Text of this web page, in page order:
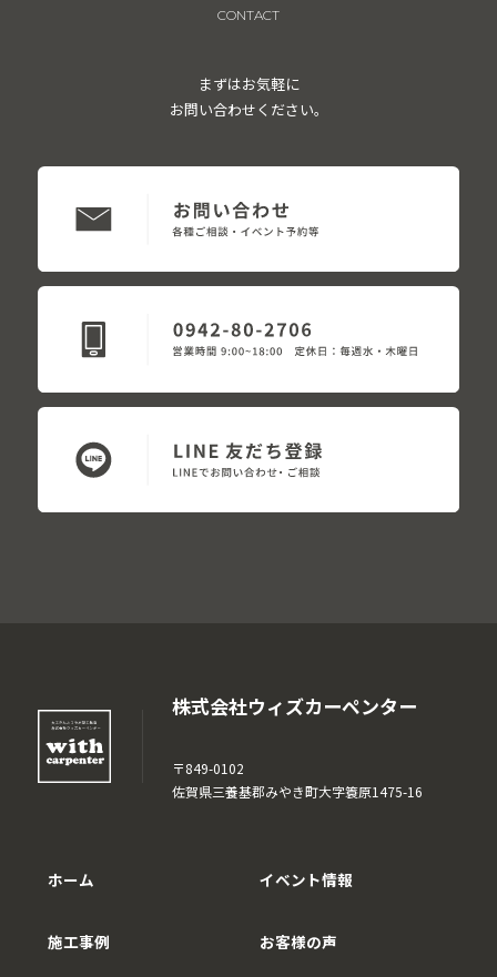
CONTACT
まずはお気軽に
お問い合わせください。
株式会社ウィズカーペンター
〒849-0102
佐賀県三養基郡みやき町大字簑原1475-16
ホーム
施工事例
イベント情報
お客様の声